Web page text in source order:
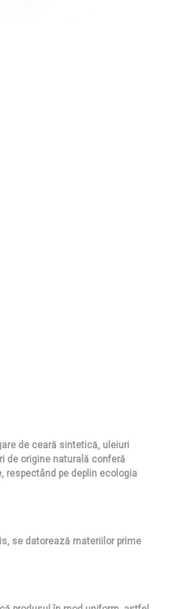
de ceară sintetică, uleiuri
de origine naturală conferă
respectând pe deplin ecologia
se datorează materiilor prime